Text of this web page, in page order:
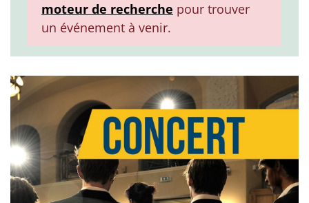
moteur de recherche pour trouver
un événement à venir.